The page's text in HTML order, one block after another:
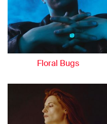
Floral Bugs